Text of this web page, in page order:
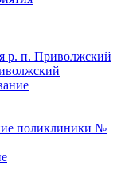
р. п. Приволжский
поликлиники №